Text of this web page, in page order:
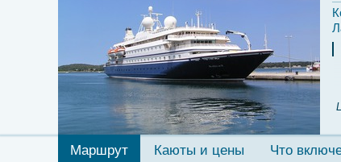
Маршрут Каюты и цены Что